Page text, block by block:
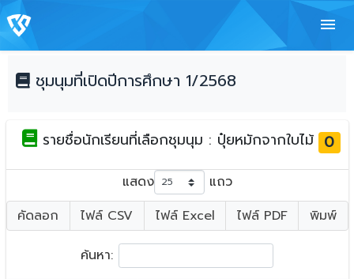
menu
ชุมนุมที่เปิดปีการศึกษา 1/2568
รายชื่อนักเรียนที่เลือกชุมนุม : ปุ๋ยหมักจากใบไม้ 0
แสดง
แถว
คัดลอก
ไฟล์ CSV ไฟล์ Excel ไฟล์ PDF พิมพ์
ค้นหา: